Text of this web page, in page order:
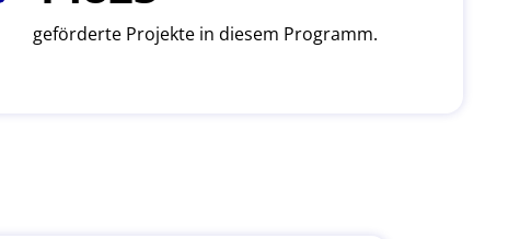
geförderte Projekte in diesem Programm.